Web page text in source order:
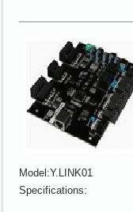
Model:Y.LINK01
Specifications: